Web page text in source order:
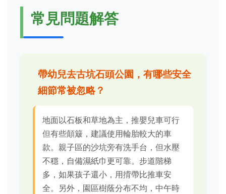
常見問題解答
帶幼兒去古坑石頭公園，有哪些安全
細節常被忽略？
地面以石板和草地為主，推嬰兒車可行
但有些顛簸，建議使用輪胎較大的車
款。親子區的沙坑旁有洗手台，但水壓
不穩，自備濕紙巾更可靠。步道階梯
多，如果孩子還小，用揹帶比推車安
全。另外，園區樹蔭分布不均，中午時